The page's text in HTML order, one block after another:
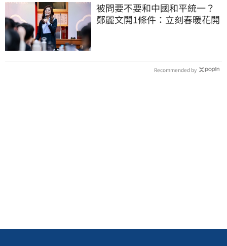
被問要不要和中國和平統一？
鄭麗文開1條件：立刻春暖花開
Recommended by